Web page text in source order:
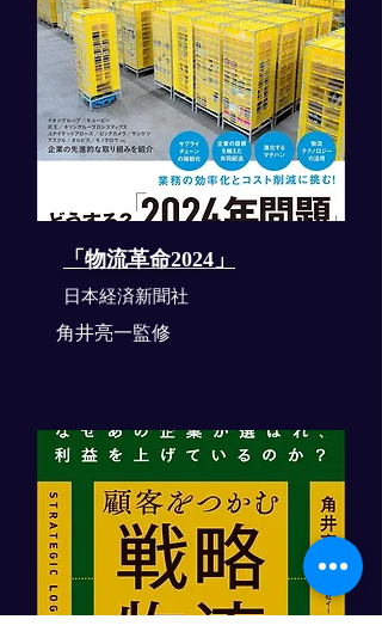
「物流革命2024」
​日本経済新聞社
角井亮一監修